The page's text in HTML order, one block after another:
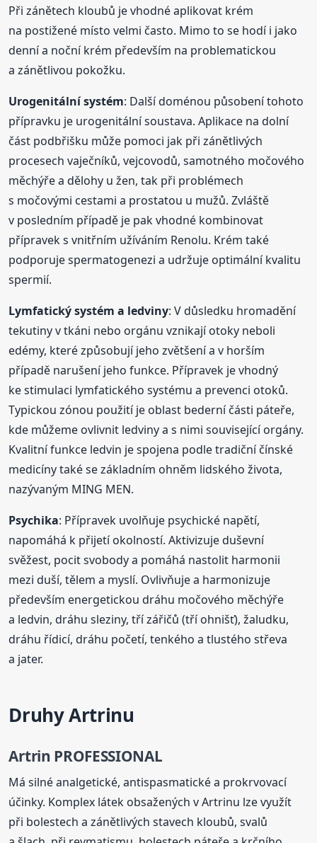
Při zánětech kloubů je vhodné aplikovat krém
na postižené místo velmi často. Mimo to se hodí i jako
denní a noční krém především na problematickou
a zánětlivou pokožku.
Urogenitální systém: Další doménou působení tohoto
přípravku je urogenitální soustava. Aplikace na dolní
část podbřišku může pomoci jak při zánětlivých
procesech vaječníků, vejcovodů, samotného močového
měchýře a dělohy u žen, tak při problémech
s močovými cestami a prostatou u mužů. Zvláště
v posledním případě je pak vhodné kombinovat
přípravek s vnitřním užíváním Renolu. Krém také
podporuje spermatogenezi a udržuje optimální kvalitu
spermií.
Lymfatický systém a ledviny: V důsledku hromadění
tekutiny v tkáni nebo orgánu vznikají otoky neboli
edémy, které způsobují jeho zvětšení a v horším
případě narušení jeho funkce. Přípravek je vhodný
ke stimulaci lymfatického systému a prevenci otoků.
Typickou zónou použití je oblast bederní části páteře,
kde můžeme ovlivnit ledviny a s nimi související orgány.
Kvalitní funkce ledvin je spojena podle tradiční čínské
medicíny také se základním ohněm lidského života,
nazývaným MING MEN.
Psychika: Přípravek uvolňuje psychické napětí,
napomáhá k přijetí okolností. Aktivizuje duševní
svěžest, pocit svobody a pomáhá nastolit harmonii
mezi duší, tělem a myslí. Ovlivňuje a harmonizuje
především energetickou dráhu močového měchýře
a ledvin, dráhu sleziny, tří zářičů (tří ohnišť), žaludku,
dráhu řídicí, dráhu početí, tenkého a tlustého střeva
a jater.
Druhy Artrinu
Artrin PROFESSIONAL
Má silné analgetické, antispasmatické a prokrvovací
účinky. Komplex látek obsažených v Artrinu lze využít
při bolestech a zánětlivých stavech kloubů, svalů